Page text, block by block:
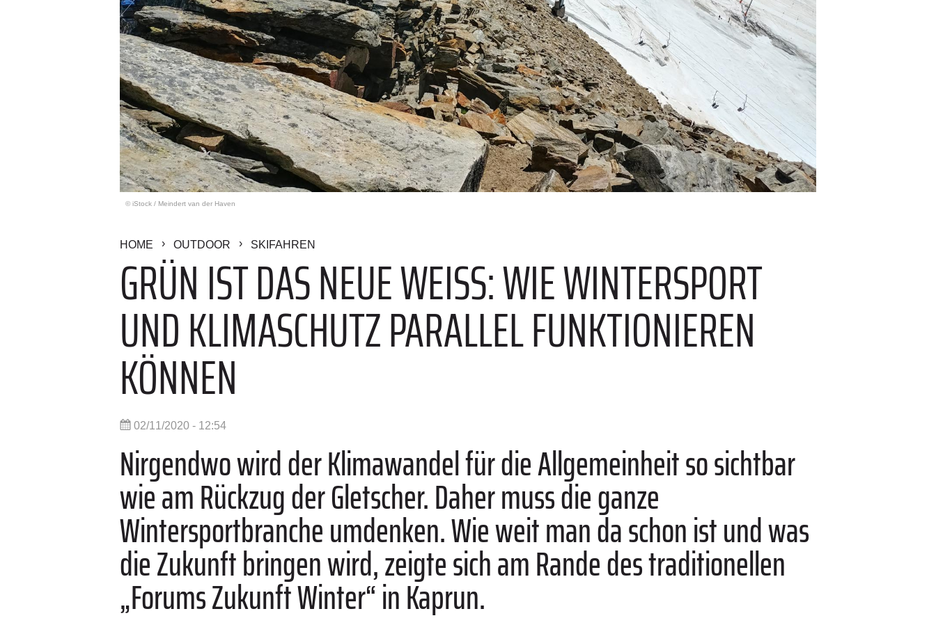
© iStock / Meindert van der Haven
HOME OUTDOOR SKIFAHREN
GRÜN IST DAS NEUE WEISS: WIE WINTERSPORT U
ND KLIMASCHUTZ PARALLEL FUNKTIONIEREN K
ÖNNEN
02/11/2020 - 12:54
Nirgendwo wird der Klimawandel für die Allgemeinheit so sichtbar
wie am Rückzug der Gletscher. Daher muss die ganze
Wintersportbranche umdenken. Wie weit man da schon ist und was
die Zukunft bringen wird, zeigte sich am Rande des traditionellen
„Forums Zukunft Winter“ in Kaprun.